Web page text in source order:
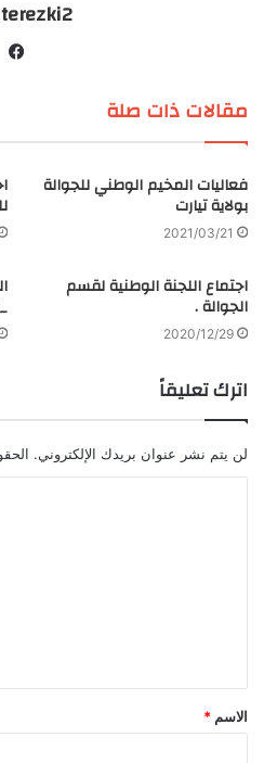
مقالات ذات صلة
فعاليات المخيم الوطني للجوالة
بولاية تيارت
2021/03/21
اجتماع اللجنة الوطنية لقسم
الجوالة .
2020/12/29
اترك تعليقاً
لن يتم نشر عنوان بريدك الإلكتروني.
ق
*
الاسم *